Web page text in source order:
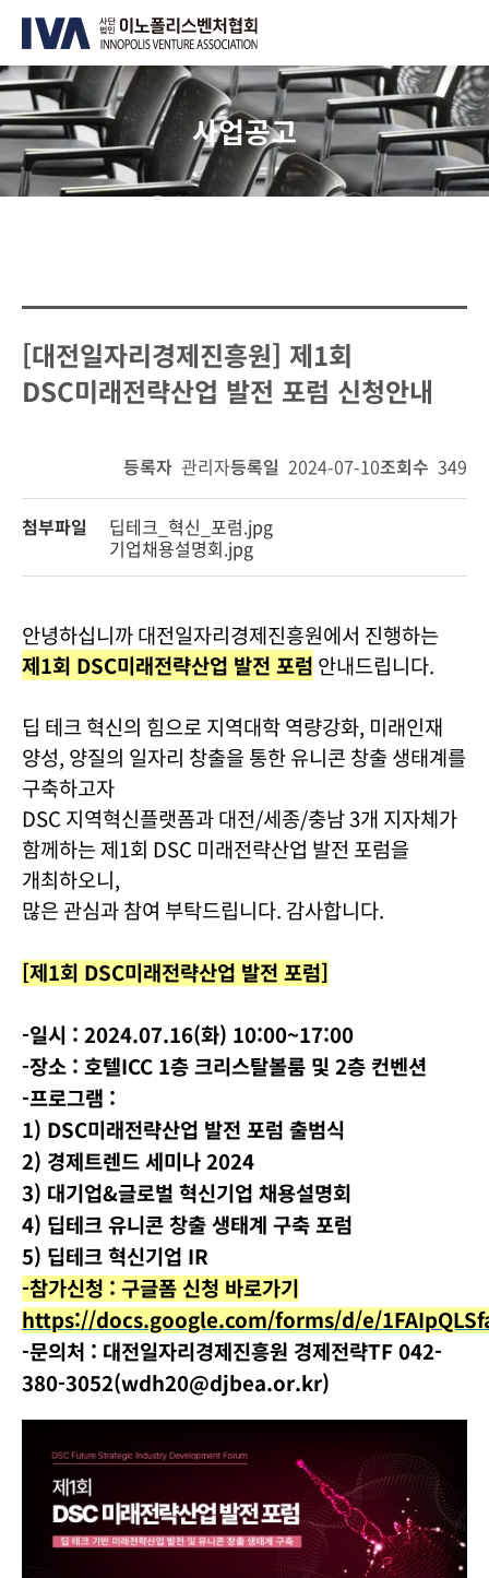
사업공고
[대전일자리경제진흥원] 제1회
DSC미래전략산업 발전 포럼 신청안내
등록자 관리자등록일 2024-07-10조회수 349
첨부파일
딥테크_혁신_포럼.jpg
기업채용설명회.jpg
안녕하십니까 대전일자리경제진흥원에서 진행하는
제1회 DSC미래전략산업 발전 포럼 안내드립니다.
딥 테크 혁신의 힘으로 지역대학 역량강화, 미래인재
양성, 양질의 일자리 창출을 통한 유니콘 창출 생태계를
구축하고자
DSC 지역혁신플랫폼과 대전/세종/충남 3개 지자체가
함께하는 제1회 DSC 미래전략산업 발전 포럼을
개최하오니,
많은 관심과 참여 부탁드립니다. 감사합니다.
[제1회 DSC미래전략산업 발전 포럼]
-일시 : 2024.07.16(화) 10:00~17:00
-장소 : 호텔ICC 1층 크리스탈볼룸 및 2층 컨벤션
-프로그램 :
1) DSC미래전략산업 발전 포럼 출범식
2) 경제트렌드 세미나 2024
3) 대기업&글로벌 혁신기업 채용설명회
4) 딥테크 유니콘 창출 생태계 구축 포럼
5) 딥테크 혁신기업 IR
-참가신청 : 구글폼 신청 바로가기
https://docs.google.com/forms/d/e/
-문의처 : 대전일자리경제진흥원 경제전략TF 042-
380-3052(wdh20@djbea.or.kr)